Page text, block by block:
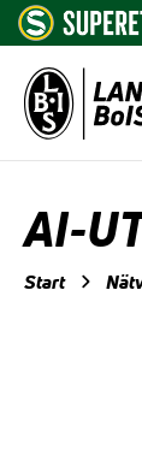
AI-
Start